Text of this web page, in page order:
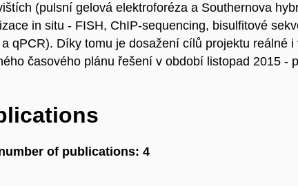
(pulsní gelová elektroforéza a Southernova
in situ - FISH, ChIP-sequencing, bisulfitové
qPCR). Díky tomu je dosažení cílů projektu reálné i
časového plánu řešení v období listopad 2015 -
of publications: 4